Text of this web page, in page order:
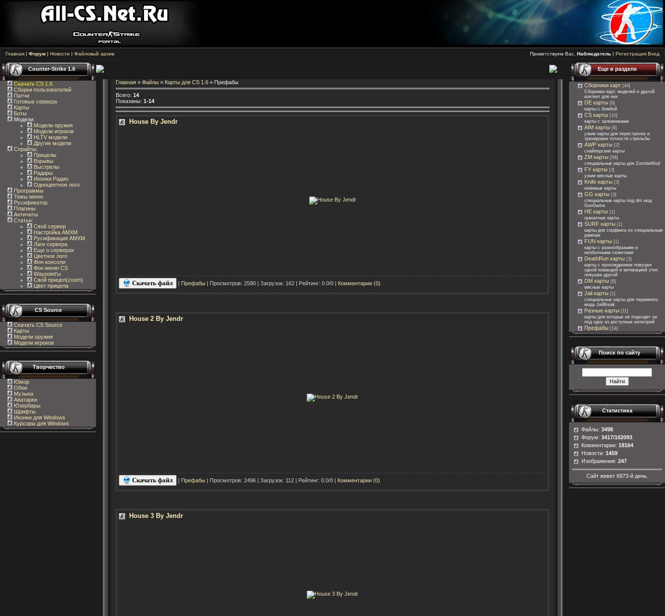
Главная | Форум | Новости | Файловый архив Приветствуем Вас, Наблюдатель | Регистрация Вход
Counter-Strike 1.6
Скачать CS 1.6
Сборки пользователей
Патчи
Готовые сервера
Карты
Боты
Модели:
Модели оружия
Модели игроков
HLTV модели
Другие модели
Спрайты:
Прицелы
Взрывы
Выстрелы
Радары
Иконки Радио
Одноцветное лого
Программы
Темы меню
Русификатор
Плагины
Античиты
Статьи:
Свой сервер
Настройка AMXM
Русификация AMXM
Лаги сервера
Еще о серверах
Цветное лого
Фон консоли
Фон меню CS
Waypoint'ы
Свой прицел(zoom)
Цвет прицела
CS Source
Скачать CS Source
Карты
Модели оружия
Модели игроков
Творчество
Юмор
Обои
Музыка
Аватарки
Юзербары
Шрифты
Иконки для Windows
Курсоры для Windows
Главная » Файлы » Карты для CS 1.6 » Префабы
Всего: 14
Показаны: 1-14
House By Jendr
Скачать файл | Префабы | Просмотров: 2590 | Загрузок: 162 | Рейтинг: 0.0/0 | Комментарии (0)
House 2 By Jendr
Скачать файл | Префабы | Просмотров: 2496 | Загрузок: 112 | Рейтинг: 0.0/0 | Комментарии (0)
House 3 By Jendr
Еще в разделе
Сборники карт [44]
Сборники карт, моделей и другой
контент для них
DE карты [9]
карты с бомбой
CS карты [10]
карты с заложниками
AIM карты [9]
узкие карты для перестрелок и
тренировки точности стрельбы
AWP карты [2]
снайперские карты
ZM карты [58]
специальные карты для ZombieMod
FY карты [3]
узкие мясные карты
Knife карты [3]
ножевые карты
GG карты [3]
специальные карты под dm мод
GunGame
HE карты [1]
гранатные карты
SURF карты [1]
карты для серфинга по специальным
рампам
FUN карты [1]
карты с разнообразыми и
необычными сюжетами
DeathRun карты [3]
карты с прохождением ловушек
одной командой и активацией этих
ловушек другой
DM карты [6]
мясные карты
Jail карты [1]
специальные карты для тюремного
мода JailBreak
Разные карты [11]
карты для которые не подходят ни
под одну из доступных категорий
Префабы [14]
Поиск по сайту
Статистика
Файлы: 3498
Форум: 3417/102093
Комментарии: 18164
Новости: 1459
Изображения: 247
Сайт живет 6973-й день.